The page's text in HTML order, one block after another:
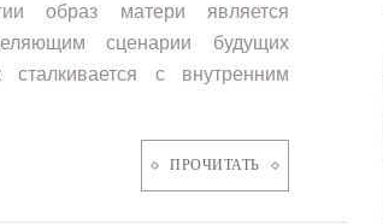
образ матери является
сценарии будущих
с внутренним
ПРОЧИТАТЬ